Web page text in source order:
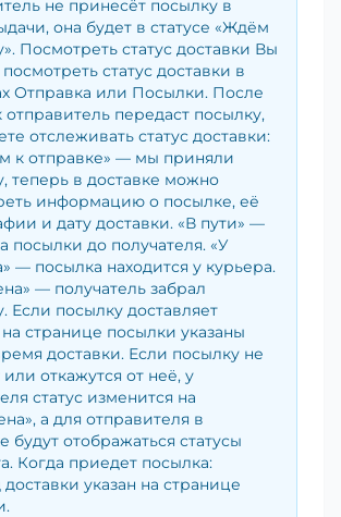
не принесёт посылку в
она будет в статусе «Ждём
Посмотреть статус доставки Вы
статус доставки в
Отправка или Посылки. После
отправитель передаст посылку,
отслеживать статус доставки:
к отправке» — мы приняли
теперь в доставке можно
информацию о посылке, её
и дату доставки. «В пути» —
посылки до получателя. «У
— посылка находится у курьера.
— получатель забрал
Если посылку доставляет
странице посылки указаны
доставки. Если посылку не
или откажутся от неё, у
статус изменится на
а для отправителя в
будут отображаться статусы
Когда приедет посылка:
указан на странице